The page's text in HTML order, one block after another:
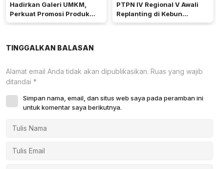
Hadirkan Galeri UMKM,
Perkuat Promosi Produk
Mitra Binaan Melalui Inovasi
PTPN IV Regional V Awali
Replanting di Kebun
Kembayan
TINGGALKAN BALASAN
Alamat email Anda tidak akan dipublikasikan. Ruas yang wajib
ditandai *
Simpan nama, email, dan situs web saya pada peramban ini
untuk komentar saya berikutnya.